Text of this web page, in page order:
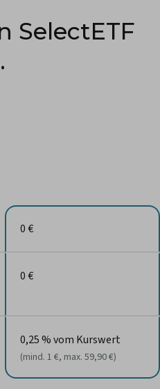
SelectETF
0 €
0 €
0,25 % vom Kurswert
(mind. 1 €, max. 59,90 €)